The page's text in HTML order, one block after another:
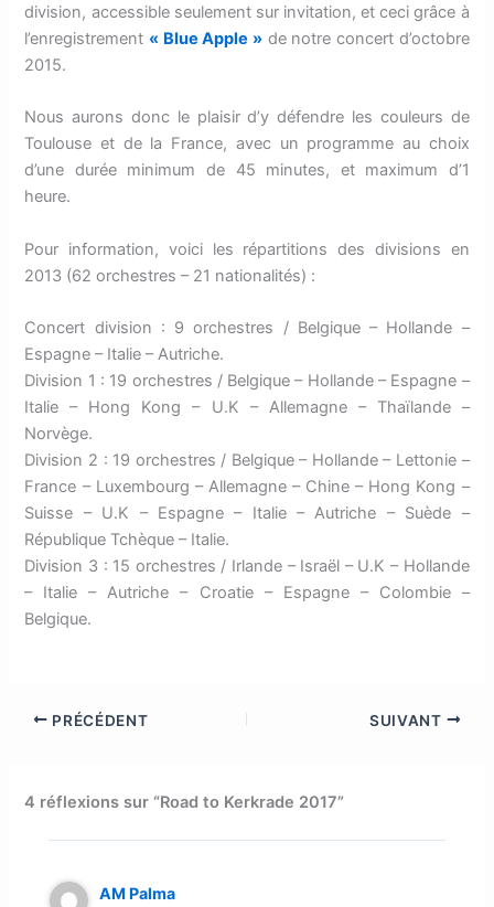
division, accessible seulement sur invitation, et ceci grâce à
l’enregistrement « Blue Apple » de notre concert d’octobre
2015.
Nous aurons donc le plaisir d’y défendre les couleurs de
Toulouse et de la France, avec un programme au choix
d’une durée minimum de 45 minutes, et maximum d’1
heure.
Pour information, voici les répartitions des divisions en
2013 (62 orchestres – 21 nationalités) :
Concert division : 9 orchestres / Belgique – Hollande –
Espagne – Italie – Autriche.
Division 1 : 19 orchestres / Belgique – Hollande – Espagne –
Italie – Hong Kong – U.K – Allemagne – Thaïlande –
Norvège.
Division 2 : 19 orchestres / Belgique – Hollande – Lettonie –
France – Luxembourg – Allemagne – Chine – Hong Kong –
Suisse – U.K – Espagne – Italie – Autriche – Suède –
République Tchèque – Italie.
Division 3 : 15 orchestres / Irlande – Israël – U.K – Hollande
– Italie – Autriche – Croatie – Espagne – Colombie –
Belgique.
PRÉCÉDENT SUIVANT
4 réflexions sur “Road to Kerkrade 2017”
AM Palma